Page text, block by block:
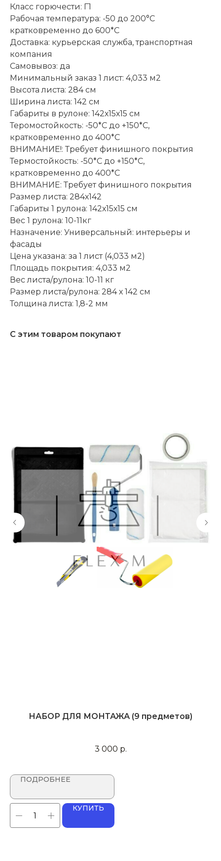
Класс горючести: Г1
Рабочая температура: -50 до 200°С
кратковременно до 600*С
Доставка: курьерская служба, транспортная
компания
Самовывоз: да
Минимальный заказ 1 лист: 4,033 м2
Высота листа: 284 см
Ширина листа: 142 см
Габариты в рулоне: 142х15х15 см
Теромостойкость: -50*С до +150*С,
кратковременно до 400*C
ВНИМАНИЕ!: Требует финишного покрытия
Термостойкость: -50*С до +150*С,
кратковременно до 400*C
ВНИМАНИЕ: Требует финишного покрытия
Размер листа: 284х142
Габариты 1 рулона: 142х15х15 см
Вес 1 рулона: 10-11кг
Назначение: Универсальный: интерьеры и
фасады
Цена указана: за 1 лист (4,033 м2)
Площадь покрытия: 4,033 м2
Вес листа/рулона: 10-11 кг
Размер листа/рулона: 284 х 142 см
Толщина листа: 1,8-2 мм
С этим товаром покупают
НАБОР ДЛЯ МОНТАЖА (9 предметов)
3 000 р.
ПОДРОБНЕЕ
КУПИТЬ